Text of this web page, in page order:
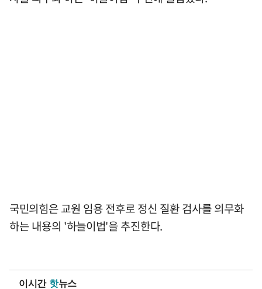
국민의힘은 교원 임용 전후로 정신 질환 검사를 의무화
하는 내용의 '하늘이법'을 추진한다.
이시간 핫뉴스